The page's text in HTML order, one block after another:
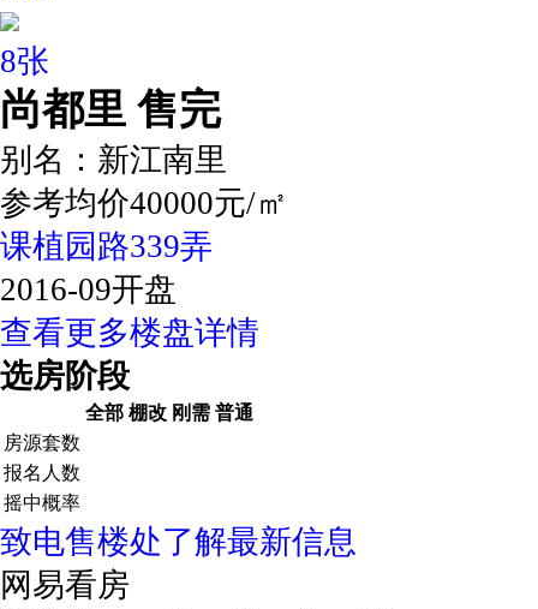
8张
尚都里 售完
别名： 新江南里
参考均价40000元/㎡
课植园路339弄
2016-09开盘
查看更多楼盘详情
选房阶段
全部 棚改 刚需 普通
房源套数
报名人数
摇中概率
致电售楼处了解最新信息
网易看房